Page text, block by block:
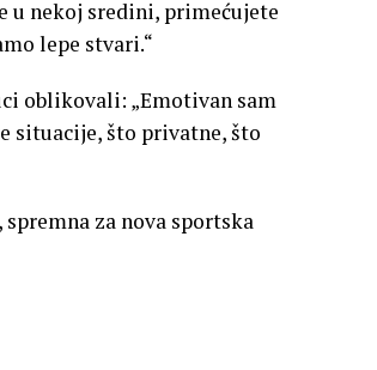
u nekoj sredini, primećujete
lepe stvari.“
oblikovali: „Emotivan sam
situacije, što privatne, što
za nova sportska